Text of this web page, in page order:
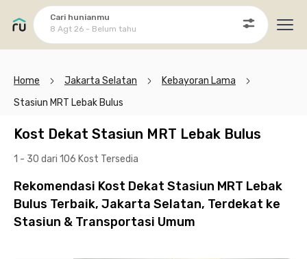
Cari hunianmu
8 Agt 26 - Belum tahu
Home Jakarta Selatan
Kebayoran Lama
Stasiun MRT Lebak Bulus
Kost Dekat Stasiun MRT Lebak Bulus
1 - 30 dari 106 Kost Tersedia
Rekomendasi Kost Dekat Stasiun MRT Lebak
Bulus Terbaik, Jakarta Selatan, Terdekat ke
Stasiun & Transportasi Umum